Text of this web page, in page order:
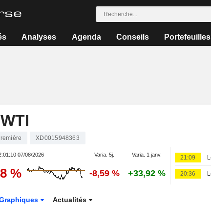
Analyses Agenda Conseils Portefeuilles
XD0015948363
07/08/2026 Varia. 5j. Varia. 1 janv.
% -8,59 % +33,92 %
21:09
20:36
Actualités